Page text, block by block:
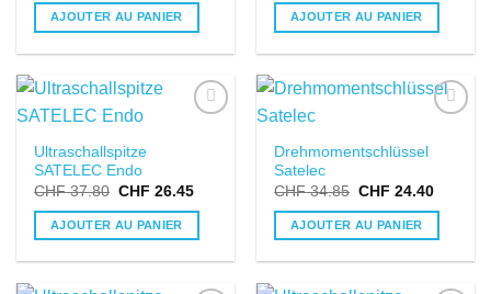
AJOUTER AU PANIER AJOUTER AU PANIER
LISTE DE
SOUHAITS
Ultraschallspitze
SATELEC Endo
CHF37.80 CHF 26.45
AJOUTER AU PANIER
LISTE DE
Drehmomentschlüssel
Satelec
CHF34.85 CHF 24.40
AJOUTER AU PANIER